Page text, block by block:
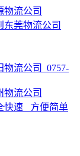
物流公司
东莞物流公司
流公司_0757-
物流公司
快速 _方便简单